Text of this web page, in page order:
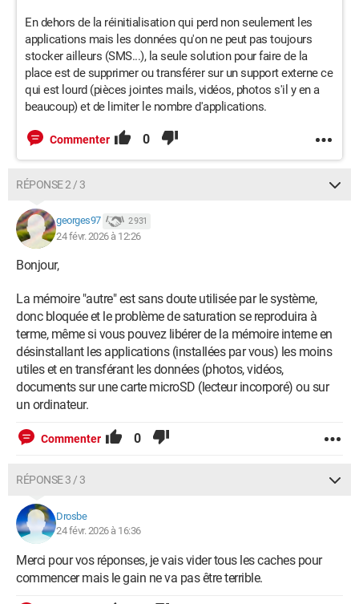
En dehors de la réinitialisation qui perd non seulement les
applications mais les données qu'on ne peut pas toujours
stocker ailleurs (SMS...), la seule solution pour faire de la
place est de supprimer ou transférer sur un support externe ce
qui est lourd (pièces jointes mails, vidéos, photos s'il y en a
beaucoup) et de limiter le nombre d'applications.
Commenter 0
RÉPONSE 2 / 3
georges97 2 931
24 févr. 2026 à 12:26
Bonjour,
La mémoire "autre" est sans doute utilisée par le système,
donc bloquée et le problème de saturation se reproduira à
terme, même si vous pouvez libérer de la mémoire interne en
désinstallant les applications (installées par vous) les moins
utiles et en transférant les données (photos, vidéos,
documents sur une carte microSD (lecteur incorporé) ou sur
un ordinateur.
Commenter 0
RÉPONSE 3 / 3
Drosbe
24 févr. 2026 à 16:36
Merci pour vos réponses, je vais vider tous les caches pour
commencer mais le gain ne va pas être terrible.